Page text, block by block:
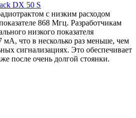
DX 50 S
с низким расходом
868 Мгц. Разработчикам
низкого показателя
мА, что в несколько раз меньше, чем
сигнализациях. Это обеспечивает
после очень долгой стоянки.